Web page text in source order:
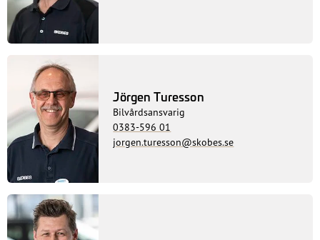
Jörgen Turesson
Bilvårdsansvarig
0383-596 01
jorgen.turesson@skobes.se